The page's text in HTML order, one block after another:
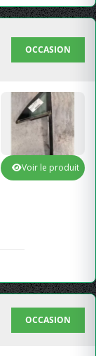
OCCASION
Voir le produit
OCCASION